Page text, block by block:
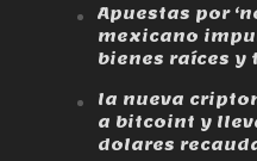
Apuestas por
mexicano
bienes raíces y
la nueva
a bitcoint y
dolares